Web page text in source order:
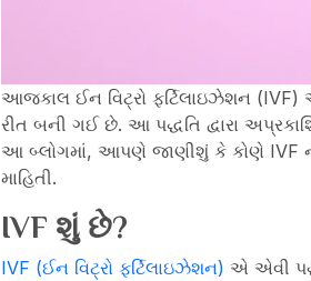
આજકાલ ઈન વિટ્રો ફર્ટિલાઇઝેશન (IVF)
રીત બની ગઈ છે. આ પદ્ધતિ દ્વારા
આ બ્લોગમાં, આપણે જાણીશું કે કોણે IVF
માહિતી.
IVF શું છે?
IVF (ઈન વિટ્રો ફર્ટિલાઇઝેશન) એ એવી